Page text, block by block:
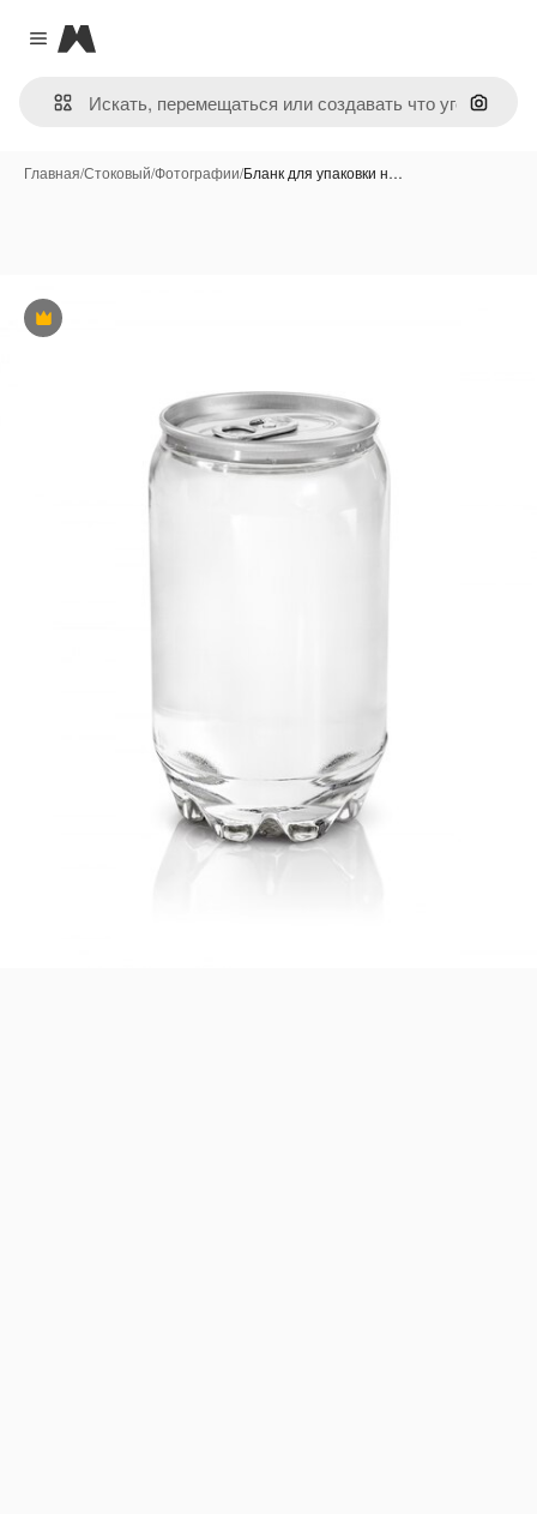
Close menu
Magnific
Поиск
Главная/Стоковый/Фотографии/Бланк для упаковки н…
Премиум